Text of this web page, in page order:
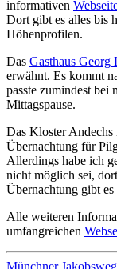
informativen
Dort gibt es alles bis
Höhenprofilen.
Das Gasthaus Georg
erwähnt. Es kommt
passte zumindest bei
Mittagspause.
Das Kloster
Übernachtung für
Allerdings habe ich
nicht möglich sei,
Übernachtung gibt es
Alle weiteren
umfangreichen
Münchner Jakobsweg